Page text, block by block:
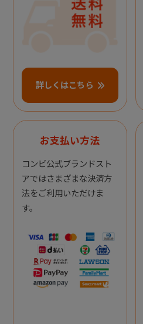
詳しくはこちら
お支払い方法
コンビ公式ブランドスト
アではさまざまな決済方
法をご利用いただけま
す。